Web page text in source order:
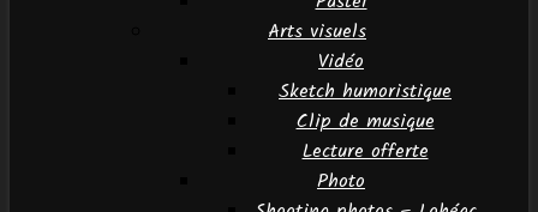
Arts visuels
Vidéo
Sketch humoristique
Clip de musique
Lecture offerte
Photo